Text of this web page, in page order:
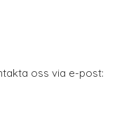
oss via e-post: